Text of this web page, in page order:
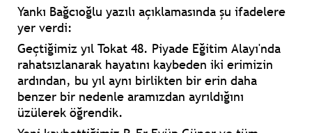
Yankı Bağcıoğlu yazılı açıklamasında şu ifadelere
yer verdi:
Geçtiğimiz yıl Tokat 48. Piyade Eğitim Alayı'nda
rahatsızlanarak hayatını kaybeden iki erimizin
ardından, bu yıl aynı birlikten bir erin daha
benzer bir nedenle aramızdan ayrıldığını
üzülerek öğrendik.